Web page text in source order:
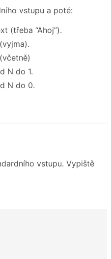
vstupu a poté:
(třeba “Ahoj”).
N do 1.
N do 0.
vstupu. Vypiště